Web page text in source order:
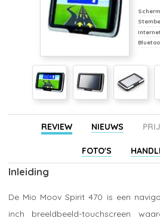
Scherm
REVIEW NIEUWS
FOTO'S
Inleiding
De Mio Moov Spirit 470 is een
inch breeldbeeld-touchscreen